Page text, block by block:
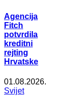
Agencija
Fitch
potvrdila
kreditni
rejting
Hrvatske
01.08.2026.
Svijet